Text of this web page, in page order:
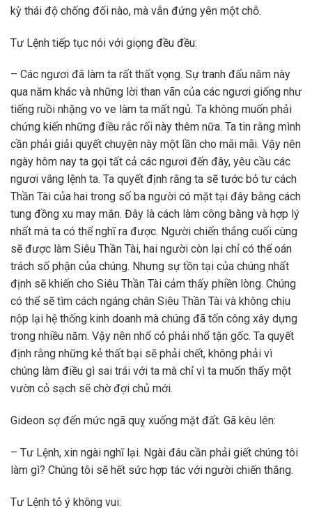
kỳ thái độ chống đối nào, mà vẫn đứng yên một chỗ.
Tư Lệnh tiếp tục nói với giọng đều đều:
– Các ngươi đã làm ta rất thất vọng. Sự tranh đấu năm này
qua năm khác và những lời than vãn của các ngươi giống như
tiếng ruồi nhặng vo ve làm ta mất ngủ. Ta không muốn phải
chứng kiến những điều rắc rối này thêm nữa. Ta tin rằng mình
cần phải giải quyết chuyện này một lần cho mãi mãi. Vậy nên
ngày hôm nay ta gọi tất cả các ngươi đến đây, yêu cầu các
ngươi vâng lệnh ta. Ta quyết định rằng ta sẽ tước bỏ tư cách
Thần Tài của hai trong số ba người có mặt tại đây bằng cách
tung đồng xu may mắn. Đây là cách làm công bằng và hợp lý
nhất mà ta có thể nghĩ ra được. Người chiến thắng cuối cùng
sẽ được làm Siêu Thần Tài, hai người còn lại chỉ có thể oán
trách số phận của chúng. Nhưng sự tồn tại của chúng nhất
định sẽ khiến cho Siêu Thần Tài cảm thấy phiền lòng. Chúng
có thể sẽ tìm cách ngáng chân Siêu Thần Tài và không chịu
nộp lại hệ thống kinh doanh mà chúng đã tốn công xây dựng
trong nhiều năm. Vậy nên nhổ cỏ phải nhổ tận gốc. Ta quyết
định rằng những kẻ thất bại sẽ phải chết, không phải vì
chúng làm điều gì sai trái với ta mà chỉ vì ta muốn thấy một
vườn cỏ sạch sẽ chờ đợi chủ mới.
Gideon sợ đến mức ngã quỵ xuống mặt đất. Gã kêu lên:
– Tư Lệnh, xin ngài nghĩ lại. Ngài đâu cần phải giết chúng tôi
làm gì? Chúng tôi sẽ hết sức hợp tác với người chiến thắng.
Tư Lệnh tỏ ý không vui: